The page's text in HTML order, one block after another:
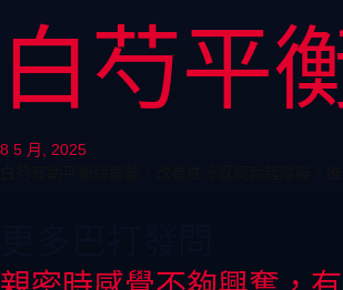
白芍平
8 5 月, 2025